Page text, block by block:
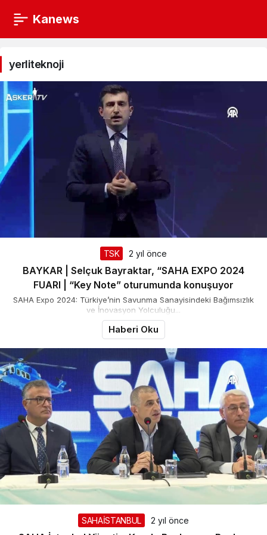
Kanews
yerliteknoji
Haberleri
yerliteknoji
TSK 2 yıl önce
BAYKAR | Selçuk Bayraktar, “SAHA EXPO 2024
FUARI | “Key Note” oturumunda konuşuyor
SAHA Expo 2024: Türkiye’nin Savunma Sanayisindeki Bağımsızlık
ve İnovasyon Yolculuğu...
Haberi Oku
SAHAİSTANBUL 2 yıl önce